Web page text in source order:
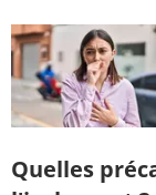
Quelles